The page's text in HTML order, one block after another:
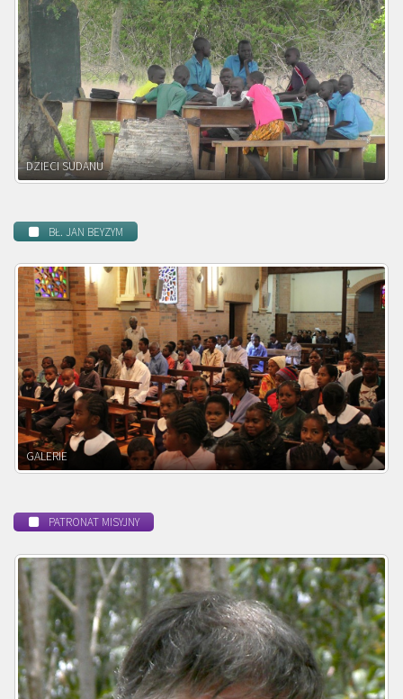
DZIECI ZAMBII
BŁ. JAN BEYZYM
POWOŁANIE MISYJNE
PATRONAT MISYJNY